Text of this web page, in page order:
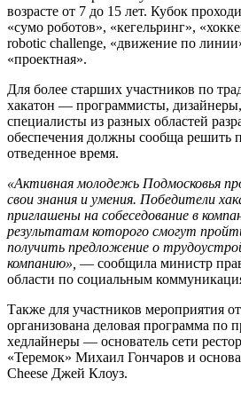
возрасте от 7 до 15 лет. Кубок
«сумо роботов», «кегельринг»,
robotic challenge, «движение по
«проектная».
Для более старших участников по
хакатон — программисты,
специалисты из разных областей
обеспечения должны сообща решить
отведенное время.
«Активная молодежь Подмосковья
свои знания и умения. Победители
приглашены на собеседование в
результатам которого смогут
получить предложение о
компанию», — сообщила министр
области по социальным
Также для участников мероприятия
организована деловая программа по
хедлайнеры — основатель сети
«Теремок» Михаил Гончаров и
Cheese Джей Клоуз.